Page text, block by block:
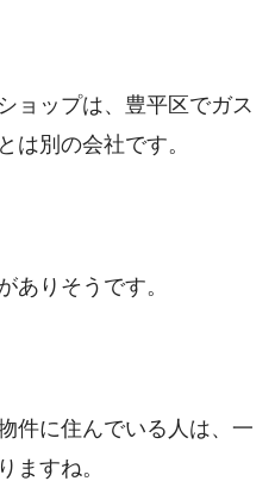
ョップは、豊平区でガス
は別の会社です。
ありそうです。
件に住んでいる人は、一
ますね。